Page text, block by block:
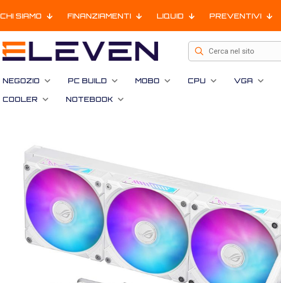
CHI SIAMO FINANZIAMENTI LIQUID PREVENTIVI
NEGOZIO PC BUILD MOBO CPU VGA
COOLER NOTEBOOK